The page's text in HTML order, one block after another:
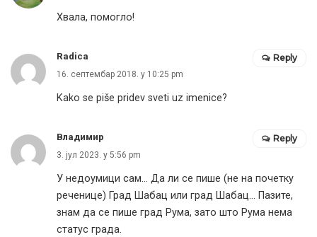
Хвала, помогло!
Radica
16. септембар 2018. у 10:25 pm
Kako se piše pridev sveti uz imenice?
Reply
Владимир
3. јул 2023. у 5:56 pm
У недоумици сам… Да ли се пише (не на почетку
реченице) Град Шабац или град Шабац… Пазите,
знам да се пише град Рума, зато што Рума нема
статус града.
Reply